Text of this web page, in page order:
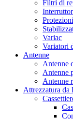
Filtri di
Variac
Variatori
Antenne
Antenne
Antenne
Antenne
Attrezzatura da